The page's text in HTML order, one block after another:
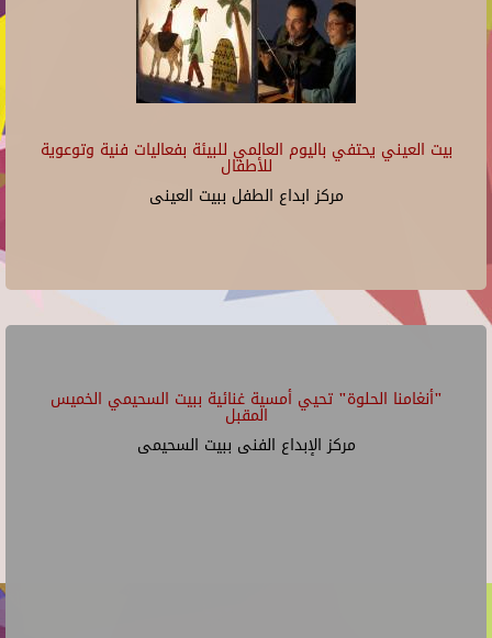
بيت العيني يحتفي باليوم العالمي للبيئة بفعاليات فنية وتوعوية
للأطفال
مركز ابداع الطفل ببيت العينى
"أنغامنا الحلوة" تحيي أمسية غنائية ببيت السحيمي الخميس
المقبل
مركز الإبداع الفنى ببيت السحيمى